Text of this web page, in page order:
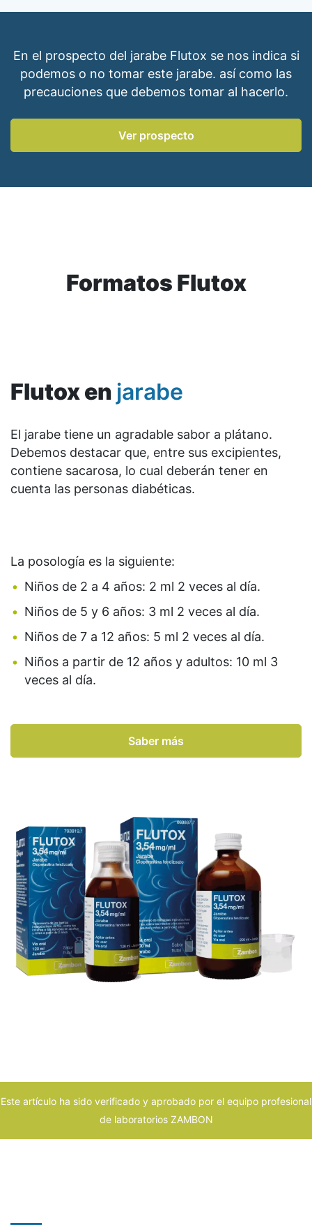
En el prospecto del jarabe Flutox se nos indica si
podemos o no tomar este jarabe. así como las
precauciones que debemos tomar al hacerlo.
Ver prospecto
Formatos Flutox
Flutox en jarabe
El jarabe tiene un agradable sabor a plátano.
Debemos destacar que, entre sus excipientes,
contiene sacarosa, lo cual deberán tener en
cuenta las personas diabéticas.
La posología es la siguiente:
Niños de 2 a 4 años: 2 ml 2 veces al día.
Niños de 5 y 6 años: 3 ml 2 veces al día.
Niños de 7 a 12 años: 5 ml 2 veces al día.
Niños a partir de 12 años y adultos: 10 ml 3
veces al día.
Saber más
Este artículo ha sido verificado y aprobado por el equipo profesional
de laboratorios ZAMBON